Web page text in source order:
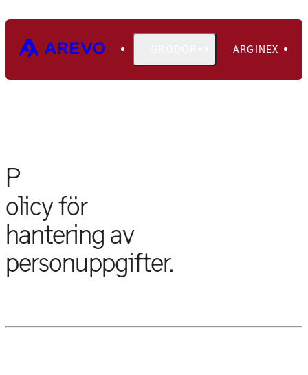
ARGINEX
P
olicy för
hantering av
personuppgifter.